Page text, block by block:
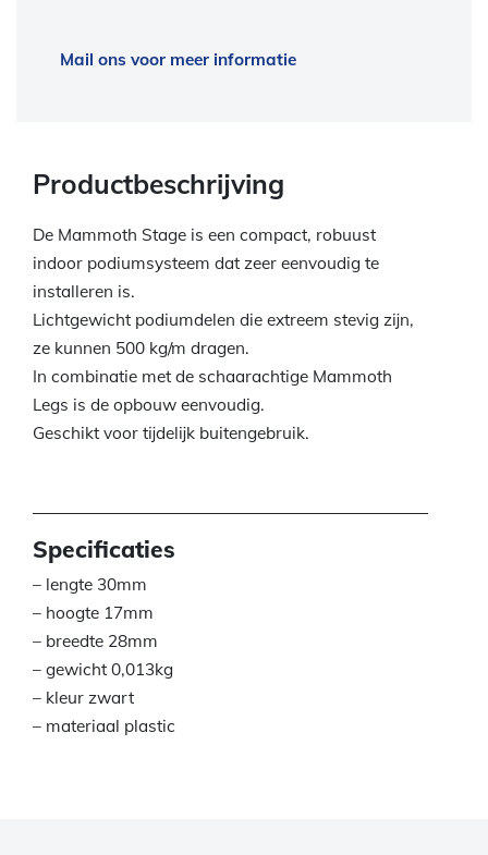
Mail ons voor meer informatie
Productbeschrijving
De Mammoth Stage is een compact, robuust
indoor podiumsysteem dat zeer eenvoudig te
installeren is.
Lichtgewicht podiumdelen die extreem stevig zijn,
ze kunnen 500 kg/m dragen.
In combinatie met de schaarachtige Mammoth
Legs is de opbouw eenvoudig.
Geschikt voor tijdelijk buitengebruik.
Specificaties
– lengte 30mm
– hoogte 17mm
– breedte 28mm
– gewicht 0,013kg
– kleur zwart
– materiaal plastic